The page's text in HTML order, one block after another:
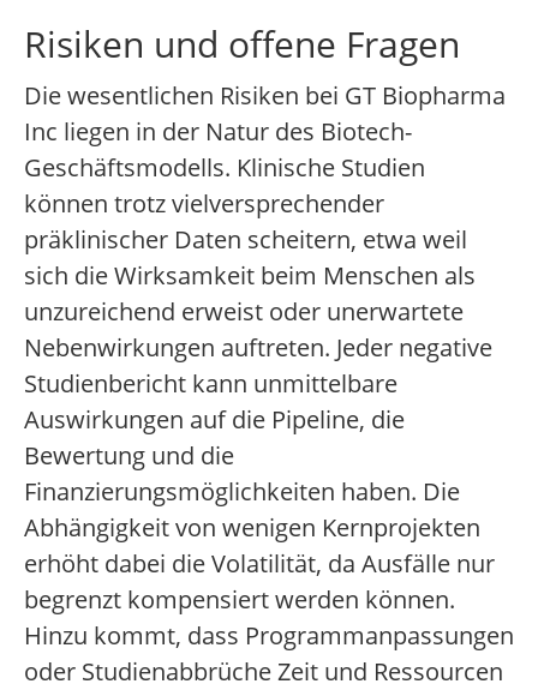
Risiken und offene Fragen
Die wesentlichen Risiken bei GT Biopharma
Inc liegen in der Natur des Biotech-
Geschäftsmodells. Klinische Studien
können trotz vielversprechender
präklinischer Daten scheitern, etwa weil
sich die Wirksamkeit beim Menschen als
unzureichend erweist oder unerwartete
Nebenwirkungen auftreten. Jeder negative
Studienbericht kann unmittelbare
Auswirkungen auf die Pipeline, die
Bewertung und die
Finanzierungsmöglichkeiten haben. Die
Abhängigkeit von wenigen Kernprojekten
erhöht dabei die Volatilität, da Ausfälle nur
begrenzt kompensiert werden können.
Hinzu kommt, dass Programmanpassungen
oder Studienabbrüche Zeit und Ressourcen